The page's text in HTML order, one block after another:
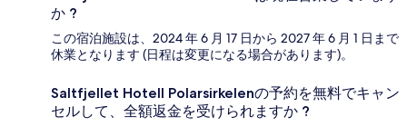
か ?
この宿泊施設は、2024 年 6 月 17 日から 2027 年 6 月 1 日まで
休業となります (日程は変更になる場合があります)。
Saltfjellet Hotell Polarsirkelenの予約を無料でキャン
セルして、全額返金を受けられますか ?